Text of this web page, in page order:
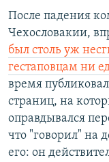
После падения
Чехословакии,
был столь уж
гестаповцам ни
время
страниц, на
оправдывался
что "говорил" на
его: он